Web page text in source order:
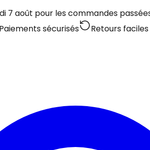
août pour les commandes
Paiements sécurisés Retours faciles